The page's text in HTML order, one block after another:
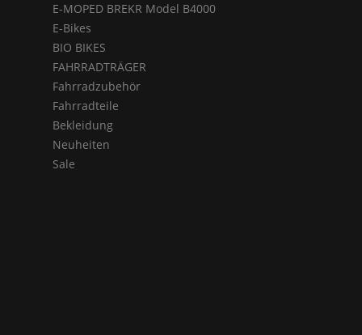
E-MOPED BREKR Model B4000
E-Bikes
BIO BIKES
FAHRRADTRÄGER
Fahrradzubehör
Fahrradteile
Bekleidung
Neuheiten
Sale